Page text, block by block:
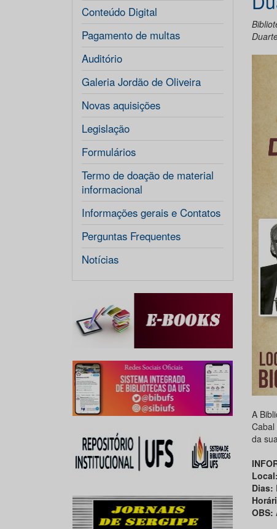
Conteúdo Digital
Pagamento de multas
Auditório
Galeria Jordão de Oliveira
Novas aquisições
Legislação
Formulários
Termo de doação de material
informacional
Informações gerais e Contatos
Perguntas Frequentes
Notícias
A
da
Local:
Dias:
OBS: